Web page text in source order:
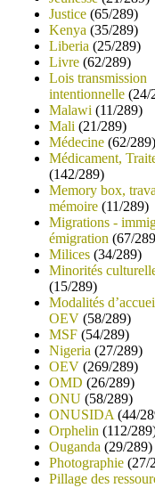
Justice (65/289)
Kenya (35/289)
Liberia (25/289)
Livre (62/289)
Lois transmission
intentionnelle (24/
Malawi (11/289)
Mali (21/289)
Médecine (62/289)
Médicament,
(142/289)
Memory box,
mémoire (11/289)
Migrations -
émigration (67/
Milices (34/289)
Minorités
(15/289)
Modalités
OEV (58/289)
MSF (54/289)
Nigeria (27/289)
OEV (269/289)
OMD (26/289)
ONU (58/289)
ONUSIDA (44/
Orphelin (112/
Ouganda (29/289)
Photographie (27/
Pillage des